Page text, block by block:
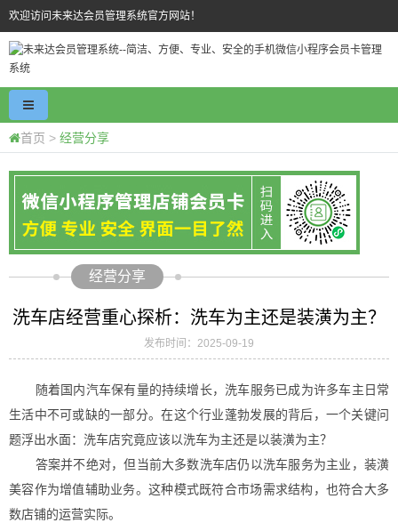
欢迎访问未来达会员管理系统官方网站！
首页 > 经营分享
经营分享
洗车店经营重心探析：洗车为主还是装潢为主？
发布时间：2025-09-19
随着国内汽车保有量的持续增长，洗车服务已成为许多车主日常
生活中不可或缺的一部分。在这个行业蓬勃发展的背后，一个关键问
题浮出水面：洗车店究竟应该以洗车为主还是以装潢为主？
答案并不绝对，但当前大多数洗车店仍以洗车服务为主业，装潢
美容作为增值辅助业务。这种模式既符合市场需求结构，也符合大多
数店铺的运营实际。